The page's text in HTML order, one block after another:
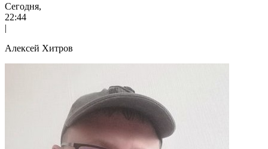
Сегодня,
22:44
|
Алексей Хитров